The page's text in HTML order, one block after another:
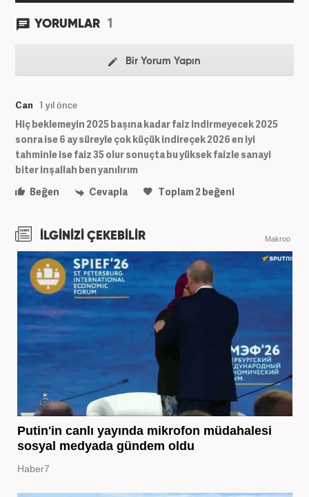
YORUMLAR 1
Bir Yorum Yapın
Can 1 yıl önce
Hiç beklemeyin 2025 başına kadar faiz indirmeyecek 2025
sonra ise 6 ay süreyle çok küçük indireçek 2026 en iyi
tahminle ise faiz 35 olur sonuçta bu yüksek faizle sanayi
biter inşallah ben yanılırım
Beğen
Cevapla Toplam2beğeni
İLGİNİZİ ÇEKEBİLİR Makroo
Putin'in canlı yayında mikrofon müdahalesi
sosyal medyada gündem oldu
Haber7